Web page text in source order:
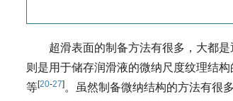
超滑表面的制备方法有很多，大都
则是用于储存润滑液的微纳尺度纹理结
等[20-27] 。虽然制备微纳结构的方法有很